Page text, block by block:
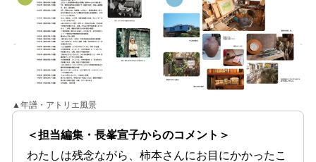
▲年譜・アトリエ風景
＜担当編集・長峯宣子からのコメント＞
わたしは残念ながら、柿本さんにお目にかかったこ